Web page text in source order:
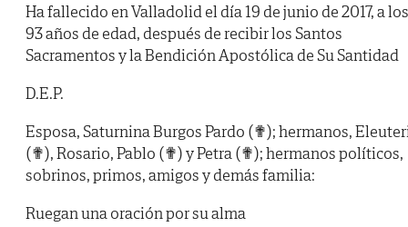
Ha fallecido en Valladolid el día 19 de junio de 2017, a los
93 años de edad, después de recibir los Santos
Sacramentos y la Bendición Apostólica de Su Santidad
D.E.P.
Esposa, Saturnina Burgos Pardo (✟); hermanos,
(✟), Rosario, Pablo (✟) y Petra (✟); hermanos políticos,
sobrinos, primos, amigos y demás familia:
Ruegan una oración por su alma